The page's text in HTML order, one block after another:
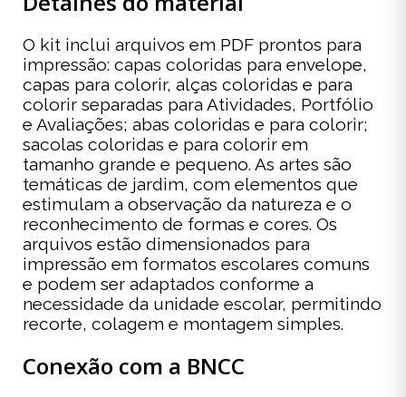
O kit inclui arquivos em PDF prontos para
impressão: capas coloridas para envelope,
capas para colorir, alças coloridas e para
colorir separadas para Atividades, Portfólio
e Avaliações; abas coloridas e para colorir;
sacolas coloridas e para colorir em
tamanho grande e pequeno. As artes são
temáticas de jardim, com elementos que
estimulam a observação da natureza e o
reconhecimento de formas e cores. Os
arquivos estão dimensionados para
impressão em formatos escolares comuns
e podem ser adaptados conforme a
necessidade da unidade escolar, permitindo
recorte, colagem e montagem simples.
Conexão com a BNCC